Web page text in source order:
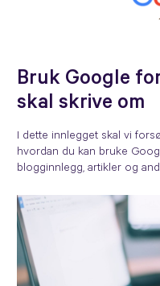
Bruk Google
skal skrive om
I dette innlegget skal vi
hvordan du kan bruke
blogginnlegg, artikler og